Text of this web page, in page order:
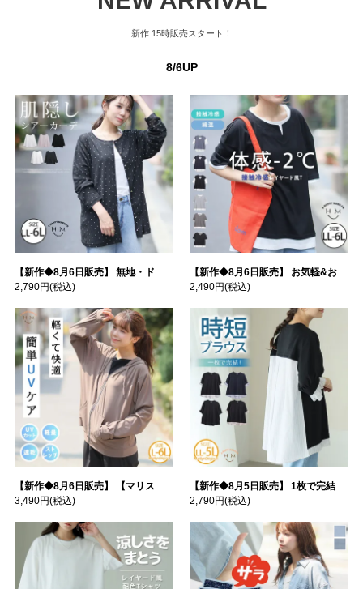
新作 15時販売スタート！
8/6UP
【新作◆8月6日販売】 無地・ドット柄から選べる 忍ばせ 活躍 シアー カーデ | 大きいサイズの通販ならハッピーマリリン
2,790円(税込)
【新作◆8月6日販売】 お気軽&お手軽 選べるデザイン 接触冷感 レイヤード風 コットン トップス | 大きいサイズの通販ならハッピーマリリン
2,490円(税込)
【新作◆8月6日販売】 【マリスポーツ】 運動初心者さんのための フード付き パーカー | 大きいサイズの通販ならハッピーマリリン
3,490円(税込)
【新作◆8月5日販売】 1枚で完結 袖口＆バック フハク使い トップス | 大きいサイズの通販ならハッピーマリリン
2,790円(税込)